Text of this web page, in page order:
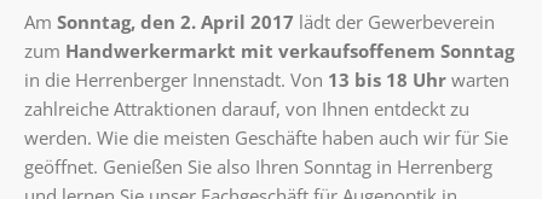
Am Sonntag, den 2. April 2017 lädt der Gewerbeverein
zum Handwerkermarkt mit verkaufsoffenem Sonntag
in die Herrenberger Innenstadt. Von 13 bis 18 Uhr warten
zahlreiche Attraktionen darauf, von Ihnen entdeckt zu
werden. Wie die meisten Geschäfte haben auch wir für Sie
geöffnet. Genießen Sie also Ihren Sonntag in Herrenberg